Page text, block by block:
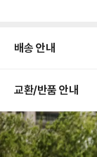
배송 안내
[ 배송 기간 ]
해당 상품의 배송은 평일
[ 배송 금액 ]
배송 금액은 모두 댄블에
교환/반품 안내
[ 교환/반품 유의 사항 ]
본 상품은 업체별로 개